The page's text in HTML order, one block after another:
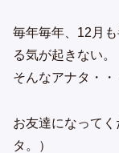
毎年毎年、12月
る気が起きない。
そんなアナタ・・
お友達になって
タ。）